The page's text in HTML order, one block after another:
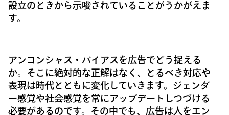
設立のときから示唆されていることがうかがえま
す。
アンコンシャス・バイアスを広告でどう捉える
か。そこに絶対的な正解はなく、とるべき対応や
表現は時代とともに変化していきます。ジェンダ
ー感覚や社会感覚を常にアップデートしつづける
必要があるのです。その中でも、広告は人をエン